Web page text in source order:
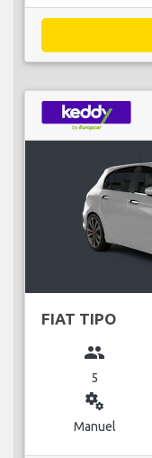
FIAT TIPO
group
5
miscellaneous_services
Manuel